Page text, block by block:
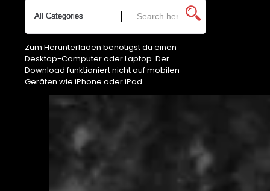
Zum Herunterladen benötigst du einen
Desktop-Computer oder Laptop. Der
Download funktioniert nicht auf mobilen
Geräten wie iPhone oder iPad.